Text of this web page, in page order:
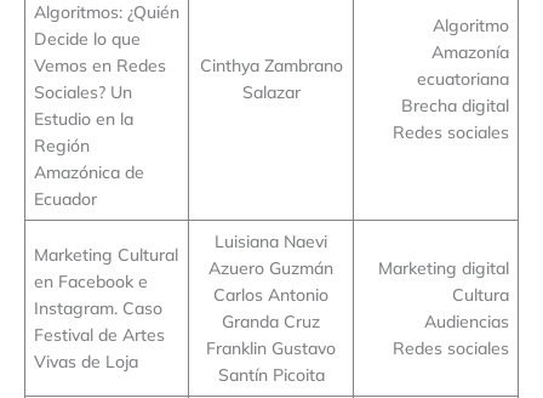
Algoritmos: ¿Quién
Decide lo que
Vemos en Redes
Sociales? Un
Estudio en la
Región
Amazónica de
Ecuador
Cinthya Zambrano
Salazar
Algoritmo
Amazonía
ecuatoriana
Brecha digital
Redes sociales
Marketing Cultural
en Facebook e
Instagram. Caso
Festival de Artes
Vivas de Loja
Luisiana Naevi
Azuero Guzmán
Carlos Antonio
Granda Cruz
Franklin Gustavo
Santín Picoita
Marketing digital
Cultura
Audiencias
Redes sociales